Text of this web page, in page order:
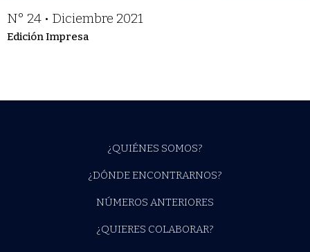
N° 24 • Diciembre 2021
Edición Impresa
¿QUIÉNES SOMOS?
¿DÓNDE ENCONTRARNOS?
NÚMEROS ANTERIORES
¿QUIERES COLABORAR?